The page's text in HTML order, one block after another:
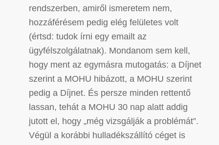
rendszerben, amiről ismeretem nem,
hozzáférésem pedig elég felületes volt
(értsd: tudok írni egy emailt az
ügyfélszolgálatnak). Mondanom sem kell,
hogy ment az egymásra mutogatás: a Díjnet
szerint a MOHU hibázott, a MOHU szerint
pedig a Díjnet. És persze minden rettentő
lassan, tehát a MOHU 30 nap alatt addig
jutott el, hogy „még vizsgálják a problémát”.
Végül a korábbi hulladékszállító céget is